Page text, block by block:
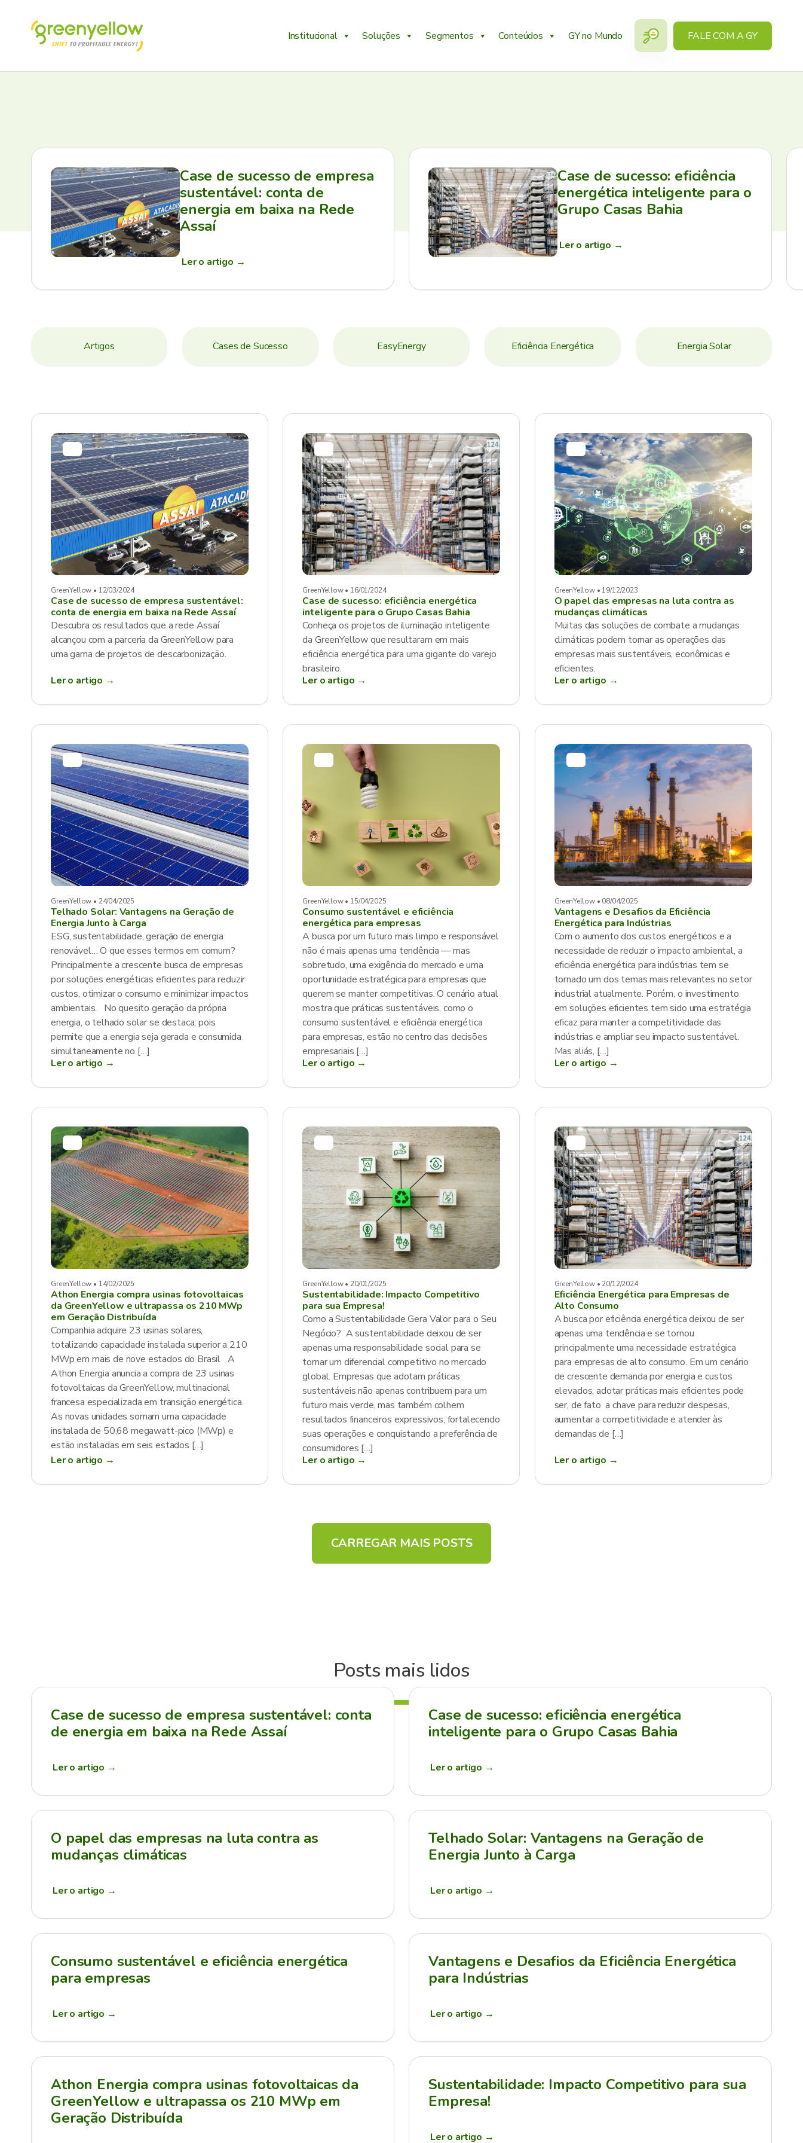
Institucional Soluções Segmentos Conteúdos GY no Mundo FALE COM A GY
Case de sucesso de empresa
sustentável: conta de
energia em baixa na Rede
Assaí
Ler o artigo →
Case de sucesso: eficiência
energética inteligente para o
Grupo Casas Bahia
Ler o artigo →
Artigos Cases de Sucesso EasyEnergy Eficiência Energética Energia Solar
GreenYellow • 12/03/2024
Case de sucesso de empresa sustentável:
conta de energia em baixa na Rede Assaí
Descubra os resultados que a rede Assaí
alcançou com a parceria da GreenYellow para
uma gama de projetos de descarbonização.
Ler o artigo →
GreenYellow • 16/01/2024
Case de sucesso: eficiência energética
inteligente para o Grupo Casas Bahia
Conheça os projetos de iluminação inteligente
da GreenYellow que resultaram em mais
eficiência energética para uma gigante do varejo
brasileiro.
Ler o artigo →
GreenYellow • 19/12/2023
O papel das empresas na luta contra as
mudanças climáticas
Muitas das soluções de combate a mudanças
climáticas podem tornar as operações das
empresas mais sustentáveis, econômicas e
eficientes.
Ler o artigo →
GreenYellow • 24/04/2025
Telhado Solar: Vantagens na Geração de
Energia Junto à Carga
ESG, sustentabilidade, geração de energia
renovável… O que esses termos em comum?
Principalmente a crescente busca de empresas
por soluções energéticas eficientes para reduzir
custos, otimizar o consumo e minimizar impactos
ambientais. No quesito geração da própria
energia, o telhado solar se destaca, pois
permite que a energia seja gerada e consumida
simultaneamente no […]
Ler o artigo →
GreenYellow • 15/04/2025
Consumo sustentável e eficiência
energética para empresas
A busca por um futuro mais limpo e responsável
não é mais apenas uma tendência — mas
sobretudo, uma exigência do mercado e uma
oportunidade estratégica para empresas que
querem se manter competitivas. O cenário atual
mostra que práticas sustentáveis, como o
consumo sustentável e eficiência energética
para empresas, estão no centro das decisões
empresariais […]
Ler o artigo →
GreenYellow • 08/04/2025
Vantagens e Desafios da Eficiência
Energética para Indústrias
Com o aumento dos custos energéticos e a
necessidade de reduzir o impacto ambiental, a
eficiência energética para indústrias tem se
tornado um dos temas mais relevantes no setor
industrial atualmente. Porém, o investimento
em soluções eficientes tem sido uma estratégia
eficaz para manter a competitividade das
indústrias e ampliar seu impacto sustentável.
Mas aliás, […]
Ler o artigo →
GreenYellow • 14/02/2025
Athon Energia compra usinas fotovoltaicas
da GreenYellow e ultrapassa os 210 MWp
em Geração Distribuída
Companhia adquire 23 usinas solares,
totalizando capacidade instalada superior a 210
MWp em mais de nove estados do Brasil A
Athon Energia anuncia a compra de 23 usinas
fotovoltaicas da GreenYellow, multinacional
francesa especializada em transição energética.
As novas unidades somam uma capacidade
instalada de 50,68 megawatt-pico (MWp) e
estão instaladas em seis estados […]
Ler o artigo →
GreenYellow • 20/01/2025
Sustentabilidade: Impacto Competitivo
para sua Empresa!
Como a Sustentabilidade Gera Valor para o Seu
Negócio? A sustentabilidade deixou de ser
apenas uma responsabilidade social para se
tornar um diferencial competitivo no mercado
global. Empresas que adotam práticas
sustentáveis não apenas contribuem para um
futuro mais verde, mas também colhem
resultados financeiros expressivos, fortalecendo
suas operações e conquistando a preferência de
consumidores […]
Ler o artigo →
GreenYellow • 20/12/2024
Eficiência Energética para Empresas de
Alto Consumo
A busca por eficiência energética deixou de ser
apenas uma tendência e se tornou
principalmente uma necessidade estratégica
para empresas de alto consumo. Em um cenário
de crescente demanda por energia e custos
elevados, adotar práticas mais eficientes pode
ser, de fato a chave para reduzir despesas,
aumentar a competitividade e atender às
demandas de […]
Ler o artigo →
CARREGAR MAIS POSTS
Posts mais lidos
Case de sucesso de empresa sustentável: conta
de energia em baixa na Rede Assaí
Ler o artigo →
Case de sucesso: eficiência energética
inteligente para o Grupo Casas Bahia
Ler o artigo →
O papel das empresas na luta contra as
mudanças climáticas
Ler o artigo →
Telhado Solar: Vantagens na Geração de
Energia Junto à Carga
Ler o artigo →
Consumo sustentável e eficiência energética
para empresas
Ler o artigo →
Vantagens e Desafios da Eficiência Energética
para Indústrias
Ler o artigo →
Athon Energia compra usinas fotovoltaicas da
GreenYellow e ultrapassa os 210 MWp em
Geração Distribuída
Sustentabilidade: Impacto Competitivo para sua
Empresa!
Ler o artigo →